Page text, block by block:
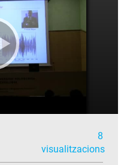
8
visualitzacions